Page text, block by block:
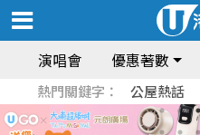
演唱會 優惠著數
熱門關鍵字： 公屋熱話